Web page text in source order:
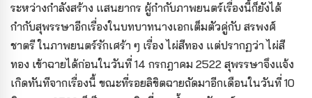
ระหว่างกำลังสร้าง แสนยากร ผู้กำกับภาพยนตร์เรื่องนี้ก็ยังได้
กำกับสุพรรษาอีกเรื่องในบทบาทนางเอกเต็มตัวคู่กับ สรพงศ์
ชาตรี ในภาพยนตร์รักเศร้า ๆ เรื่อง ไผ่สีทอง แต่ปรากฏว่า ไผ่สี
ทอง เข้าฉายได้ก่อนในวันที่ 14 กรกฎาคม 2522 สุพรรษาจึงแจ้ง
เกิดทันทีจากเรื่องนี้ ขณะที่รอยลิขิตฉายถัดมาอีกเดือนในวันที่ 10